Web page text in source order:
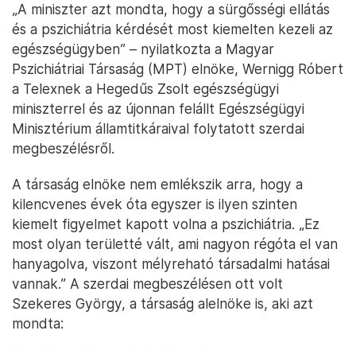
„A miniszter azt mondta, hogy a sürgősségi ellátás
és a pszichiátria kérdését most kiemelten kezeli az
egészségügyben” – nyilatkozta a Magyar
Pszichiátriai Társaság (MPT) elnöke, Wernigg Róbert
a Telexnek a Hegedűs Zsolt egészségügyi
miniszterrel és az újonnan felállt Egészségügyi
Minisztérium államtitkáraival folytatott szerdai
megbeszélésről.
A társaság elnöke nem emlékszik arra, hogy a
kilencvenes évek óta egyszer is ilyen szinten
kiemelt figyelmet kapott volna a pszichiátria. „Ez
most olyan területté vált, ami nagyon régóta el van
hanyagolva, viszont mélyreható társadalmi hatásai
vannak.” A szerdai megbeszélésen ott volt
Szekeres György, a társaság alelnöke is, aki azt
mondta: